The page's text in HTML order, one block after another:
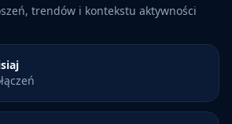
trendów i kontekstu aktywności